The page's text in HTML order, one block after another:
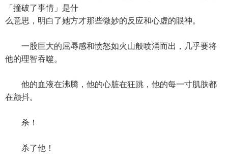
「撞破了事情」是什
么意思，明白了她方才那些微妙的反应和心虚的眼神。
一股巨大的屈辱感和愤怒如火山般喷涌而出，几乎要将
他的理智吞噬。
他的血液在沸腾，他的心脏在狂跳，他的每一寸肌肤都
在颤抖。
杀！
杀了他！